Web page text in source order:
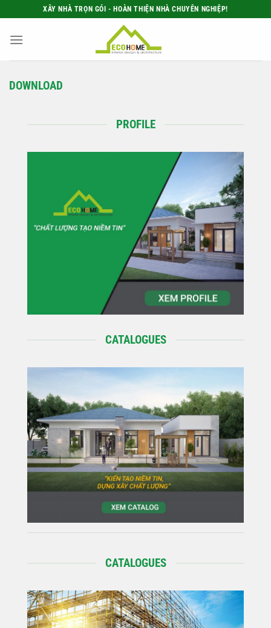
qua
nội
XÂY NHÀ TRỌN GÓI - HOÀN THIỆN NHÀ CHUYÊN NGHIỆP!
DOWNLOAD
PROFILE
CATALOGUES
CATALOGUES